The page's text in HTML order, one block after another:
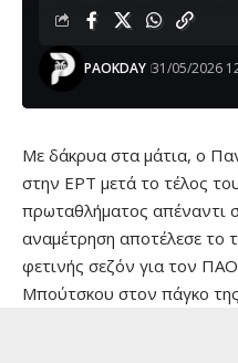
PAOKDAY 31/05/2026
Με δάκρυα στα μάτια, ο
στην ΕΡΤ μετά το τέλος
πρωταθλήματος απέναντι
αναμέτρηση αποτέλεσε το
φετινής σεζόν για τον
Μπούτσκου στον πάγκο